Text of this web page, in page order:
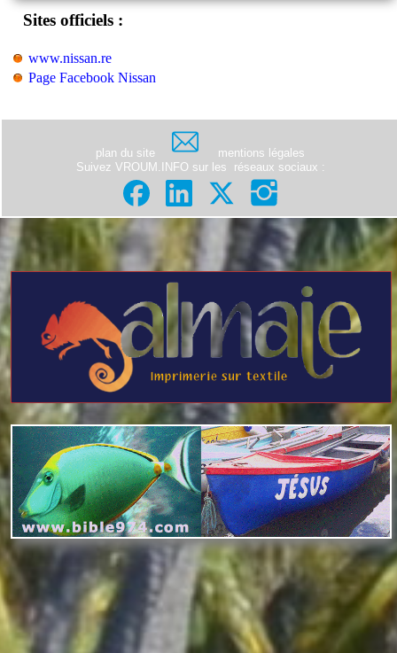
Sites officiels :
www.nissan.re
Page Facebook Nissan
plan du site
mentions légales
Suivez VROUM.INFO sur les
réseaux sociaux :